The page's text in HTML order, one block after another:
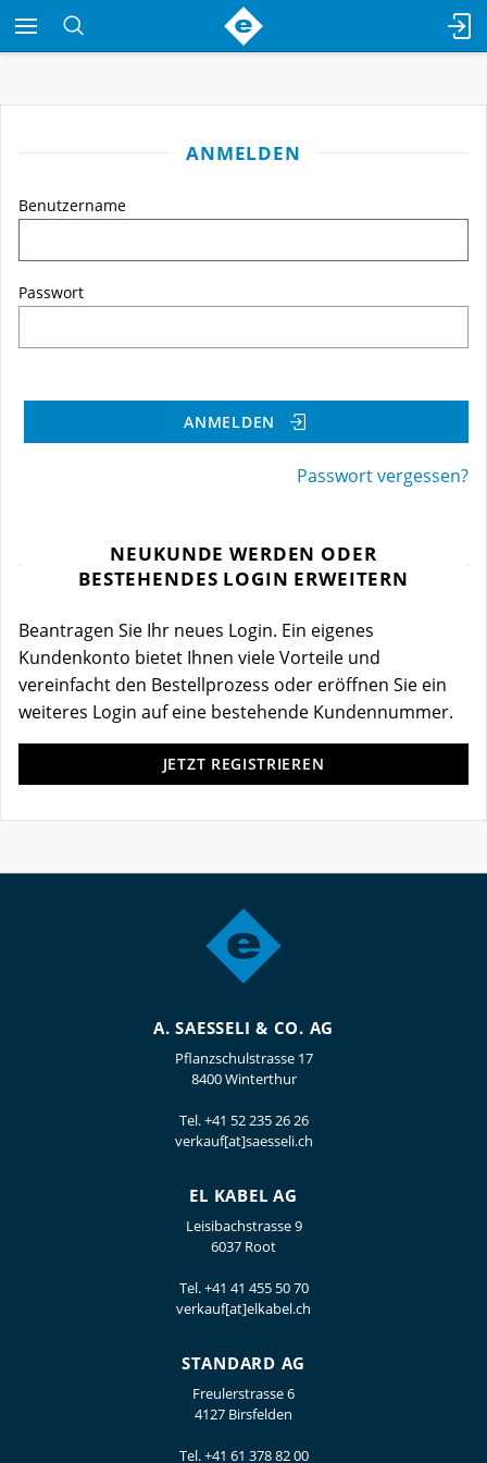
ANMELDEN
Benutzername
Passwort
ANMELDEN
Passwort vergessen?
NEUKUNDE WERDEN ODER
BESTEHENDES LOGIN ERWEITERN
Beantragen Sie Ihr neues Login. Ein eigenes
Kundenkonto bietet Ihnen viele Vorteile und
vereinfacht den Bestellprozess oder eröffnen Sie ein
weiteres Login auf eine bestehende Kundennummer.
JETZT REGISTRIEREN
A. SAESSELI & CO. AG
Pflanzschulstrasse 17
8400 Winterthur
Tel.+41 52 235 26 26
verkauf[at]saesseli.ch
EL KABEL AG
Leisibachstrasse 9
6037 Root
Tel.+41 41 455 50 70
verkauf[at]elkabel.ch
STANDARD AG
Freulerstrasse 6
4127 Birsfelden
Tel.+41 61 378 82 00